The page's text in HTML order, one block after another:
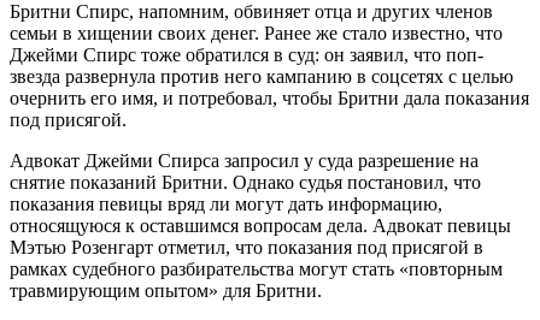
Бритни Спирс, напомним, обвиняет отца и других членов
семьи в хищении своих денег. Ранее же стало известно, что
Джейми Спирс тоже обратился в суд: он заявил, что поп-
звезда развернула против него кампанию в соцсетях с целью
очернить его имя, и потребовал, чтобы Бритни дала показания
под присягой.
Адвокат Джейми Спирса запросил у суда разрешение на
снятие показаний Бритни. Однако судья постановил, что
показания певицы вряд ли могут дать информацию,
относящуюся к оставшимся вопросам дела. Адвокат певицы
Мэтью Розенгарт отметил, что показания под присягой в
рамках судебного разбирательства могут стать «повторным
травмирующим опытом» для Бритни.